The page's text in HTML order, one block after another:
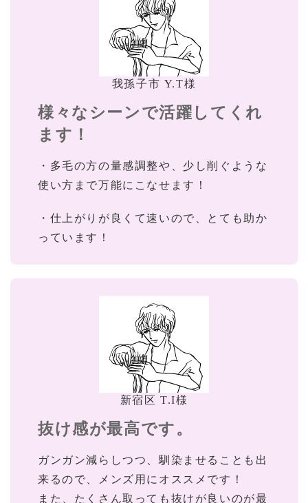
我孫子市 Y.T様
様々なシーンで活躍してくれ
ます！
・多毛の方の量感調整や、少し削ぐような
使い方まで万能にこなせます！
・仕上がりが良くて速いので、とても助か
っています！
新宿区 T.I様
抜け感が最高です。
ガンガン減らしつつ、馴染ませることも出
来るので、メンズ用にオススメです！
また、たくさん取っても抜けが良いのが最